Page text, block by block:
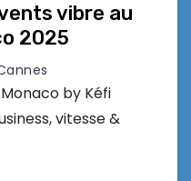
vibre au
2025
by Kéfi
vitesse &